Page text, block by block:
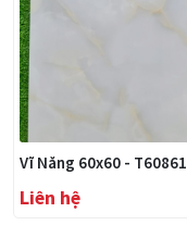
Vĩ Năng 60x60 - T60861
Liên hệ